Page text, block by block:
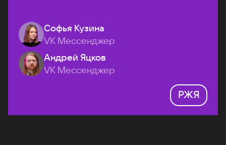
Софья Кузина
VK Мессенджер
Андрей Яцков
VK Мессенджер
РЖЯ